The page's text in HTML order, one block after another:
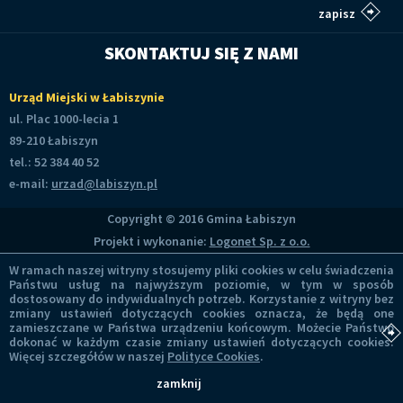
SKONTAKTUJ SIĘ Z NAMI
Urząd Miejski w Łabiszynie
ul. Plac 1000-lecia 1
89-210 Łabiszyn
tel.: 52 384 40 52
e-mail: urzad@labiszyn.pl
Copyright © 2016 Gmina Łabiszyn
Projekt i wykonanie: Logonet Sp. z o.o.
W ramach naszej witryny stosujemy pliki cookies w celu świadczenia
Państwu usług na najwyższym poziomie, w tym w sposób
dostosowany do indywidualnych potrzeb. Korzystanie z witryny bez
zmiany ustawień dotyczących cookies oznacza, że będą one
zamieszczane w Państwa urządzeniu końcowym. Możecie Państwo
dokonać w każdym czasie zmiany ustawień dotyczących cookies.
Więcej szczegółów w naszej Polityce Cookies.
zamknij